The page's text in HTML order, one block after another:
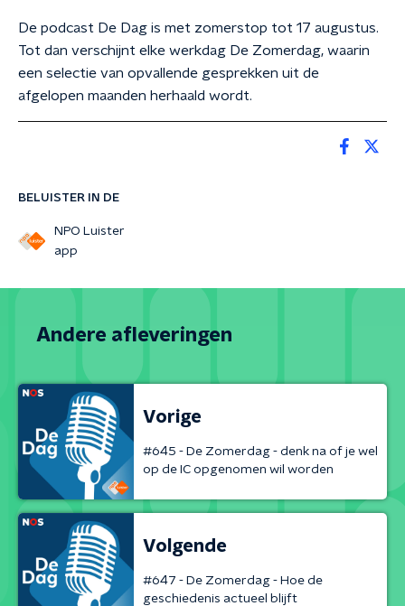
BELUISTER IN DE
NPO Luister
app
De podcast De Dag is met zomerstop tot 17 augustus.
Tot dan verschijnt elke werkdag De Zomerdag, waarin
een selectie van opvallende gesprekken uit de
afgelopen maanden herhaald wordt.
Andere afleveringen
Vorige
#645 - De Zomerdag - denk na of je wel
op de IC opgenomen wil worden
Volgende
#647 - De Zomerdag - Hoe de
geschiedenis actueel blijft